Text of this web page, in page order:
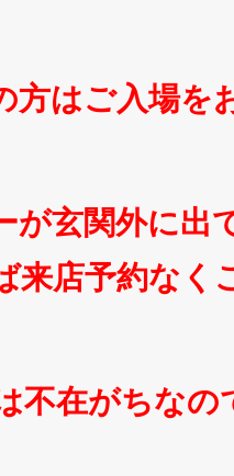
方はご入場を
が玄関外に出
来店予約なく
不在がちなの